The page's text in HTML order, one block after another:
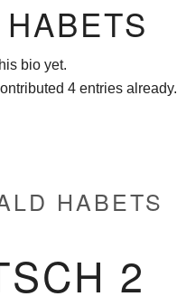
bio yet.
4 entries already.
HABETS
2